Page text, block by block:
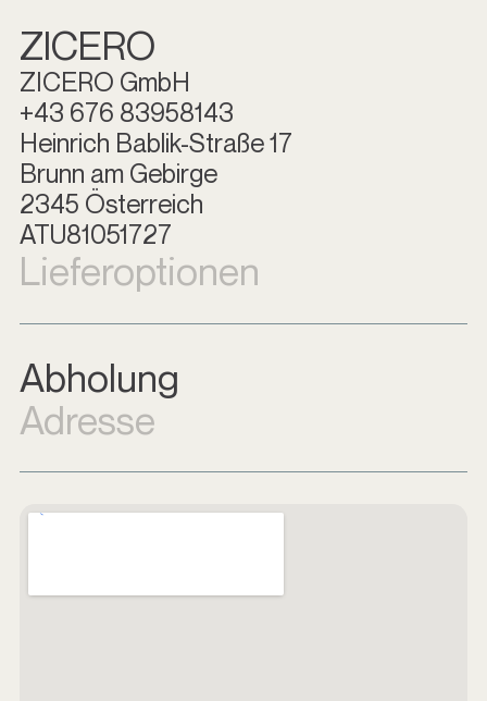
ZICERO
ZICERO GmbH
+43 676 83958143
Heinrich Bablik-Straße 17
Brunn am Gebirge
2345 Österreich
ATU81051727
Lieferoptionen
Abholung
Adresse